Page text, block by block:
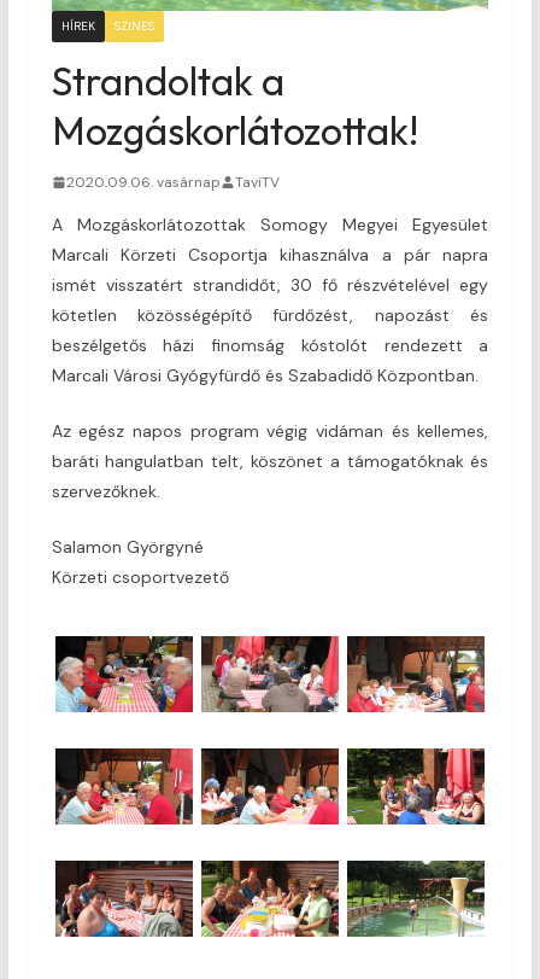
HÍREK SZINES
Strandoltak a
Mozgáskorlátozottak!
2020.09.06. vasárnap TaviTV
A Mozgáskorlátozottak Somogy Megyei Egyesület
Marcali Körzeti Csoportja kihasználva a pár napra
ismét visszatért strandidőt, 30 fő részvételével egy
kötetlen közösségépítő fürdőzést, napozást és
beszélgetős házi finomság kóstolót rendezett a
Marcali Városi Gyógyfürdő és Szabadidő Központban.
Az egész napos program végig vidáman és kellemes,
baráti hangulatban telt, köszönet a támogatóknak és
szervezőknek.
Salamon Györgyné
Körzeti csoportvezető